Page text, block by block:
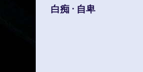
白痴 · 自卑